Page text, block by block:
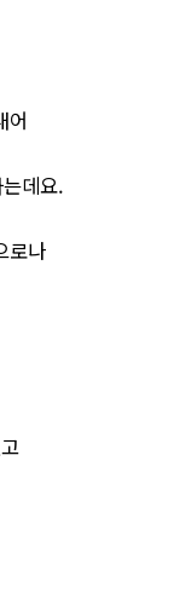
어
데요.
로나